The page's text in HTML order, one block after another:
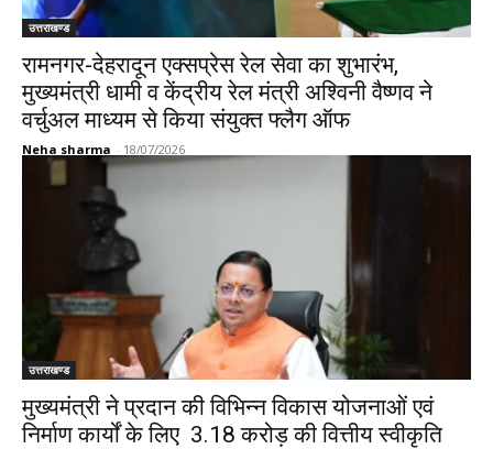
उत्तराखण्ड
रामनगर-देहरादून एक्सप्रेस रेल सेवा का शुभारंभ,
मुख्यमंत्री धामी व केंद्रीय रेल मंत्री अश्विनी वैष्णव ने
वर्चुअल माध्यम से किया संयुक्त फ्लैग ऑफ
Neha sharma - 18/07/2026
उत्तराखण्ड
मुख्यमंत्री ने प्रदान की विभिन्न विकास योजनाओं एवं
निर्माण कार्यों के लिए ₹ 3.18 करोड़ की वित्तीय स्वीकृति